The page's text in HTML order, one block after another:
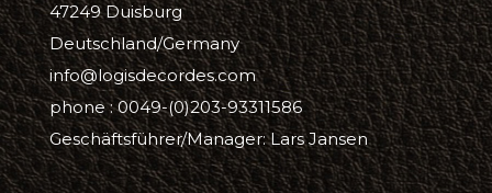
47249 Duisburg
Deutschland/Germany
info@logisdecordes.com
phone : 0049-(0)203-93311586
Geschäftsführer/Manager: Lars Jansen